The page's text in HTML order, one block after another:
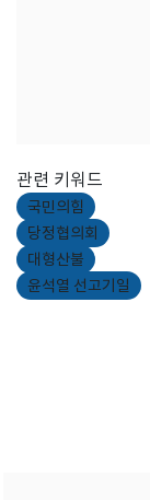
관련 키워드
국민의힘
당정협의회
대형산불
윤석열 선고기일